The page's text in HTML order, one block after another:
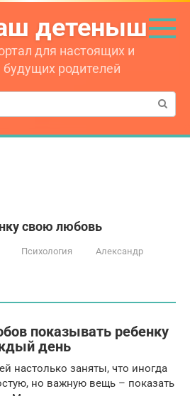
детеныш
для настоящих и
будущих родителей
свою любовь
Психология
Александр
показывать ребенку
день
настолько заняты, что иногда
но важную вещь – показать